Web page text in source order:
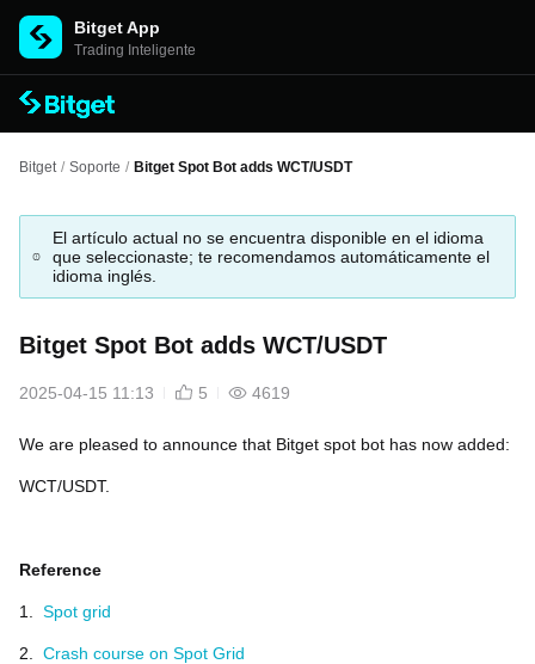
Bitget App
Trading Inteligente
Bitget / Soporte / Bitget Spot Bot adds WCT/USDT
El artículo actual no se encuentra disponible en el idioma
que seleccionaste; te recomendamos automáticamente el
idioma inglés.
Bitget Spot Bot adds WCT/USDT
2025-04-15 11:13 5 4619
We are pleased to announce that Bitget spot bot has now added:
WCT/USDT.
Reference
1. Spot grid
2. Crash course on Spot Grid